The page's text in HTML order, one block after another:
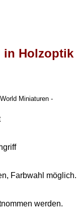
in Holzoptik
Miniaturen -
Farbwahl möglich.
werden.